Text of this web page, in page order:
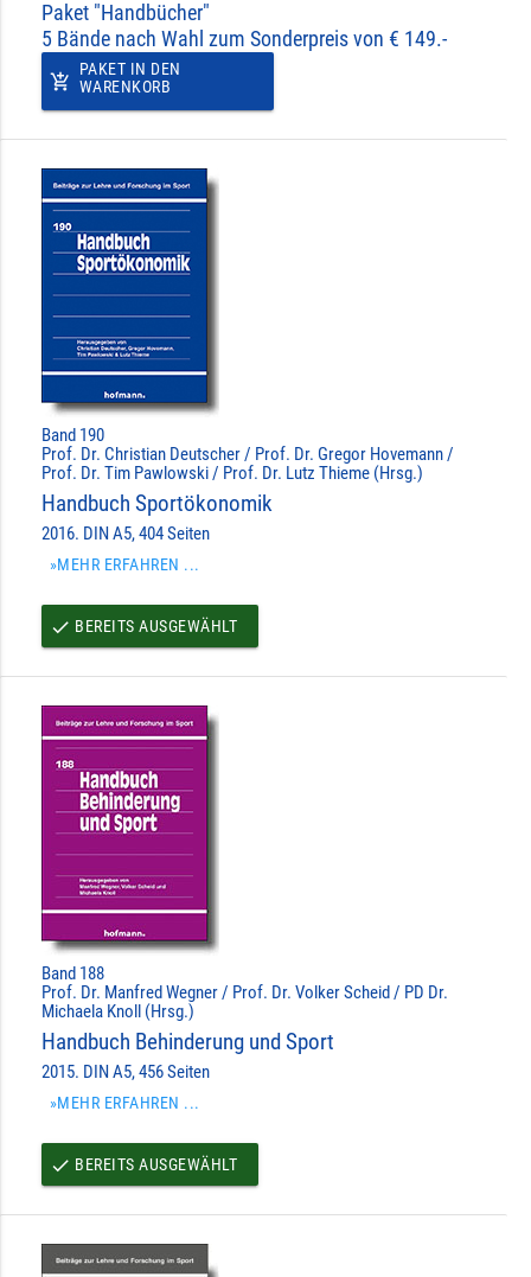
Paket "Handbücher"
5 Bände nach Wahl zum Sonderpreis von € 149.-
add_shopping_cart
PAKET IN DEN
WARENKORB
Band 190
Prof. Dr. Christian Deutscher / Prof. Dr. Gregor Hovemann /
Prof. Dr. Tim Pawlowski / Prof. Dr. Lutz Thieme (Hrsg.)
Handbuch Sportökonomik
2016. DIN A5, 404 Seiten
»MEHR ERFAHREN ...
done BEREITS AUSGEWÄHLT
Band 188
Prof. Dr. Manfred Wegner / Prof. Dr. Volker Scheid / PD Dr.
Michaela Knoll (Hrsg.)
Handbuch Behinderung und Sport
2015. DIN A5, 456 Seiten
»MEHR ERFAHREN ...
done BEREITS AUSGEWÄHLT